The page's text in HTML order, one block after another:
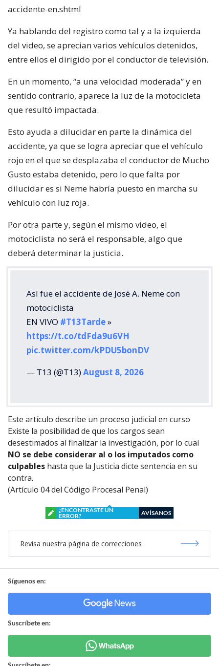
accidente-en.shtml
Ya hablando del registro como tal y a la izquierda
del video, se aprecian varios vehículos detenidos,
entre ellos el dirigido por el conductor de televisión.
En un momento, “a una velocidad moderada” y en
sentido contrario, aparece la luz de la motocicleta
que resultó impactada.
Esto ayuda a dilucidar en parte la dinámica del
accidente, ya que se logra apreciar que el vehículo
rojo en el que se desplazaba el conductor de Mucho
Gusto estaba detenido, pero lo que falta por
dilucidar es si Neme habría puesto en marcha su
vehículo con luz roja.
Por otra parte y, según el mismo video, el
motociclista no será el responsable, algo que
deberá determinar la justicia.
Así fue el accidente de José A. Neme con
motociclista
EN VIVO #T13Tarde»
https://t.co/tdFda9u6VH
pic.twitter.com/kPDU5bonDV
— T13 (@T13)August 8, 2026
Este artículo describe un proceso judicial en curso
Existe la posibilidad de que los cargos sean
desestimados al finalizar la investigación, por lo cual
NO se debe considerar al o los imputados como
culpables hasta que la Justicia dicte sentencia en su
contra.
(Artículo 04 del Código Procesal Penal)
¿ENCONTRASTE UN
ERROR?
AVÍSANOS
Revisa nuestra página de correcciones
Síguenos en:
Suscríbete en: